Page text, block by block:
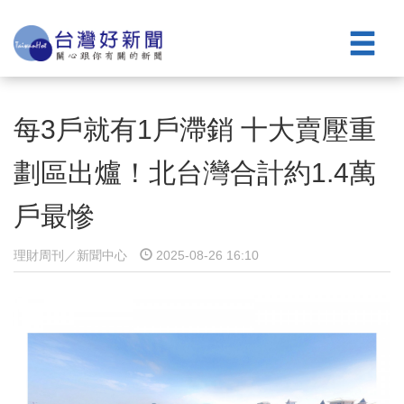
每3戶就有1戶滯銷 十大賣壓重
劃區出爐！北台灣合計約1.4萬
戶最慘
理財周刊／新聞中心 2025-08-26 16:10